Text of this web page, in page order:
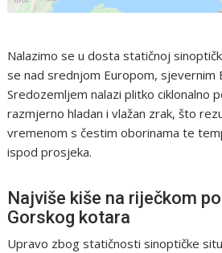
Nalazimo se u dosta statičnoj
se nad srednjom Europom, sjevernim
Sredozemljem nalazi plitko ciklonalno
razmjerno hladan i vlažan zrak, što
vremenom s čestim oborinama te
ispod prosjeka.
Najviše kiše na riječkom
Gorskog kotara
Upravo zbog statičnosti sinoptičke